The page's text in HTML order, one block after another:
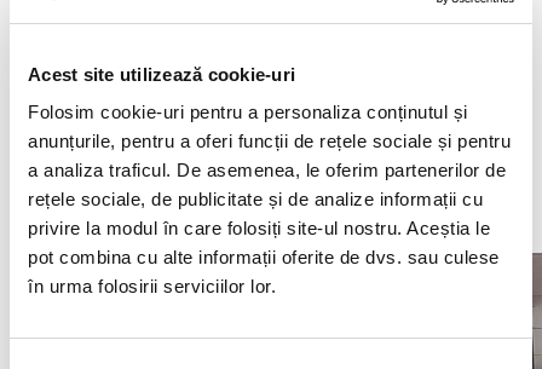
Acest site utilizează cookie-uri
Folosim cookie-uri pentru a personaliza conținutul și
anunțurile, pentru a oferi funcții de rețele sociale și pentru
a analiza traficul. De asemenea, le oferim partenerilor de
rețele sociale, de publicitate și de analize informații cu
privire la modul în care folosiți site-ul nostru. Aceștia le
pot combina cu alte informații oferite de dvs. sau culese
în urma folosirii serviciilor lor.
Urmarind firul automatizat al orzului – care este
tancuri de “linistire” a berii – pana la imbutelierea in
sticle reciclate atent, am capatat incredere ca
produsele lor sunt concepute cu simt de raspundere.
Mi-a placut mult viziunea companiei in retentia
salariatilor, cat mai ales politica de CSR prin eforturile
de a investi in educatia viitorilor specialisti.”